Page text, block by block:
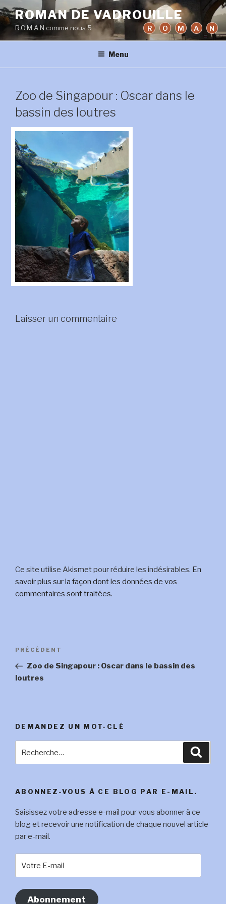
Aller
au
contenu
principal
ROMAN DE VADROUILLE
R.O.M.A.N comme nous 5
Menu
R O M A N
Zoo de Singapour : Oscar dans le
bassin des loutres
Laisser un commentaire
Ce site utilise Akismet pour réduire les indésirables. En
savoir plus sur la façon dont les données de vos
commentaires sont traitées.
Navigation
l’article
Article
précédent
PRÉCÉDENT
Zoo de Singapour : Oscar dans le bassin des
loutres
DEMANDEZ UN MOT-CLÉ
ABONNEZ-VOUS À CE BLOG PAR E-MAIL.
Saisissez votre adresse e-mail pour vous abonner à ce
blog et recevoir une notification de chaque nouvel article
par e-mail.
Abonnement